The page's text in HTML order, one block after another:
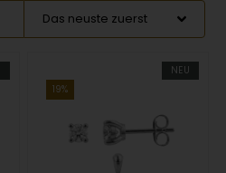
NEU
19%